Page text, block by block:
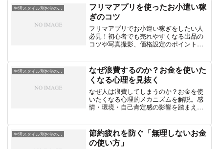
生活スタイル別お金の工夫
フリマアプリを使ったお小遣い稼
ぎのコツ
フリマアプリでお小遣い稼ぎをしたい人
必見！初心者でも売れやすくなる出品の
コツや写真撮影、価格設定のポイントな
生活スタイル別お金の工夫
なぜ浪費するのか？お金を使いた
くなる心理を見抜く
なぜ人は浪費してしまうのか？お金を使
いたくなる心理的メカニズムを解説。感
情・環境・自己肯定感の影響を踏まえ、
生活スタイル別お金の工夫
節約疲れを防ぐ「無理しないお金
の使い方」